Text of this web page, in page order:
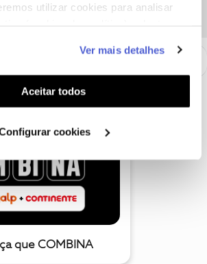
utilizar cookies para analisar
de personalização e
anúncios aos seus interesses
personalizada). Pode gerir a
clicando em "Configurar
Ver mais detalhes
Aceitar todos
cookies
que COMBINA